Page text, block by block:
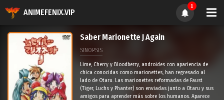
ANIMEFENIX.VIP
1
Saber Marionette J Again
SINOPSIS
Lime, Cherry y Bloodberry, androides con apariencia de
chica conocidas como marionettes, han regresado al
lado de Otaru. Las marionettes reformadas de Faust
(Tiger, Luchs y Phanter) son enviadas junto a Otaru y sus
amigos para aprender más sobre los humanos. Aparece